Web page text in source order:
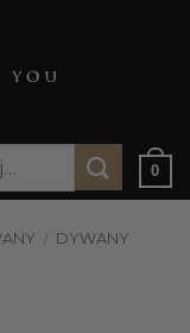
0
/ DYWANY